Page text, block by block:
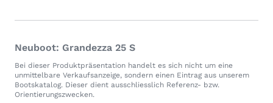
Neuboot: Grandezza 25 S
Bei dieser Produktpräsentation handelt es sich nicht um eine
unmittelbare Verkaufsanzeige, sondern einen Eintrag aus unserem
Bootskatalog. Dieser dient ausschliesslich Referenz- bzw.
Orientierungszwecken.